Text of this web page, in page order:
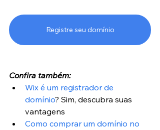
Registre seu domínio
Confira também:
Wix é um registrador de
domínio? Sim, descubra suas
vantagens
Como comprar um domínio no